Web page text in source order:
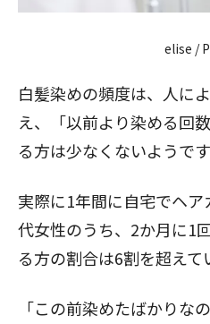
elise /
白髪染めの頻度は、人に
え、「以前より染める回
る方は少なくないようです
実際に1年間に自宅でヘ
代女性のうち、2か月に1
る方の割合は6割を超えて
「この前染めたばかりな